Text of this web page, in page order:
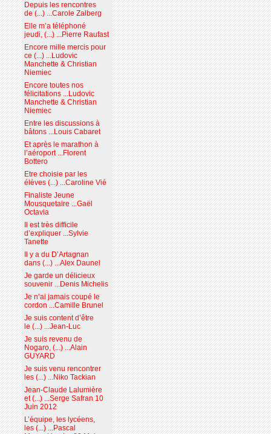
Depuis les rencontres
de (...) ...Carole Zalberg
Elle m’a téléphoné
jeudi, (...) ...Pierre Raufast
Encore mille mercis pour
ce (...) ...Ludovic
Manchette & Christian
Niemiec
Encore toutes nos
félicitations ...Ludovic
Manchette & Christian
Niemiec
Entre les discussions à
bâtons ...Louis Cabaret
Et après le marathon à
l’aéroport ...Florent
Bottero
Etre choisie par les
élèves (...) ...Caroline Vié
Finaliste Jeune
Mousquetaire ...Gaël
Octavia
Il est très difficile
d’expliquer ...Sylvie
Tanette
Il y a du D’Artagnan
dans (...) ...Alex Daunel
Je garde un délicieux
souvenir ...Denis Michelis
Je n’ai jamais coupé le
cordon ...Camille Brunel
Je suis content d’être
le (...) ...Jean-Luc
Je suis revenu de
Nogaro, (...) ...Alain
GUYARD
Je suis venu rencontrer
les (...) ...Niko Tackian
Jean-Claude Lalumière
et (...) ...Serge Safran 10
Juin 2012
L’équipe, les lycéens,
les (...) ...Pascal